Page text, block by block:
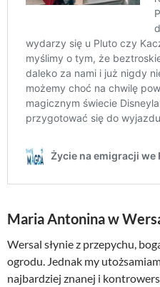
Maria Antonina w
Wersal słynie z przepychu,
ogrodu. Jednak my
najbardziej znanej i